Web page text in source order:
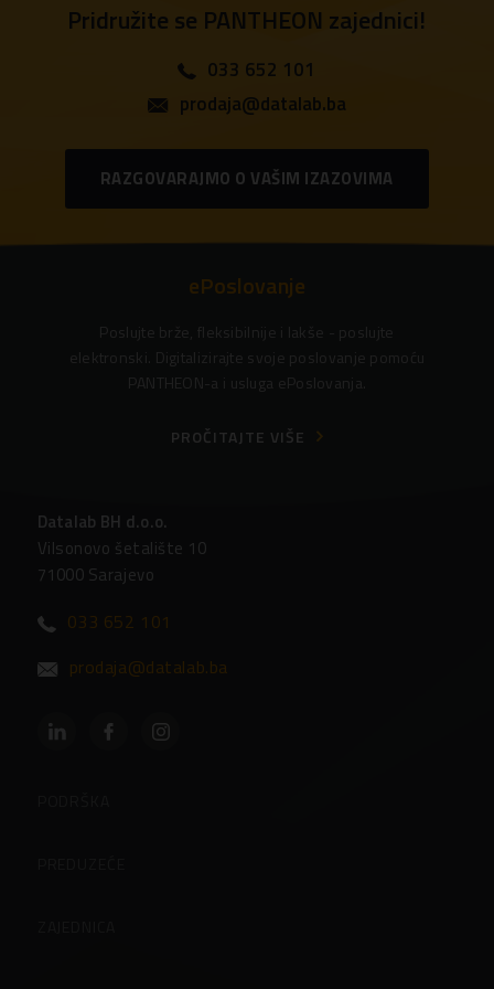
Pridružite se PANTHEON zajednici!
033 652 101
prodaja@datalab.ba
RAZGOVARAJMO O VAŠIM IZAZOVIMA
ePoslovanje
Poslujte brže, fleksibilnije i lakše - poslujte
elektronski. Digitalizirajte svoje poslovanje pomoću
PANTHEON-a i usluga ePoslovanja.
PROČITAJTE VIŠE
Datalab BH d.o.o.
Vilsonovo šetalište 10
71000 Sarajevo
033 652 101
prodaja@datalab.ba